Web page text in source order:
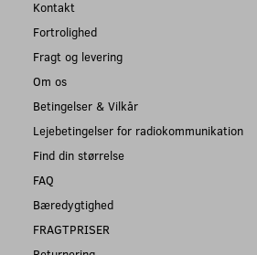
Kontakt
Fortrolighed
Fragt og levering
Om os
Betingelser & Vilkår
Lejebetingelser for radiokommunikation
Find din størrelse
FAQ
Bæredygtighed
FRAGTPRISER